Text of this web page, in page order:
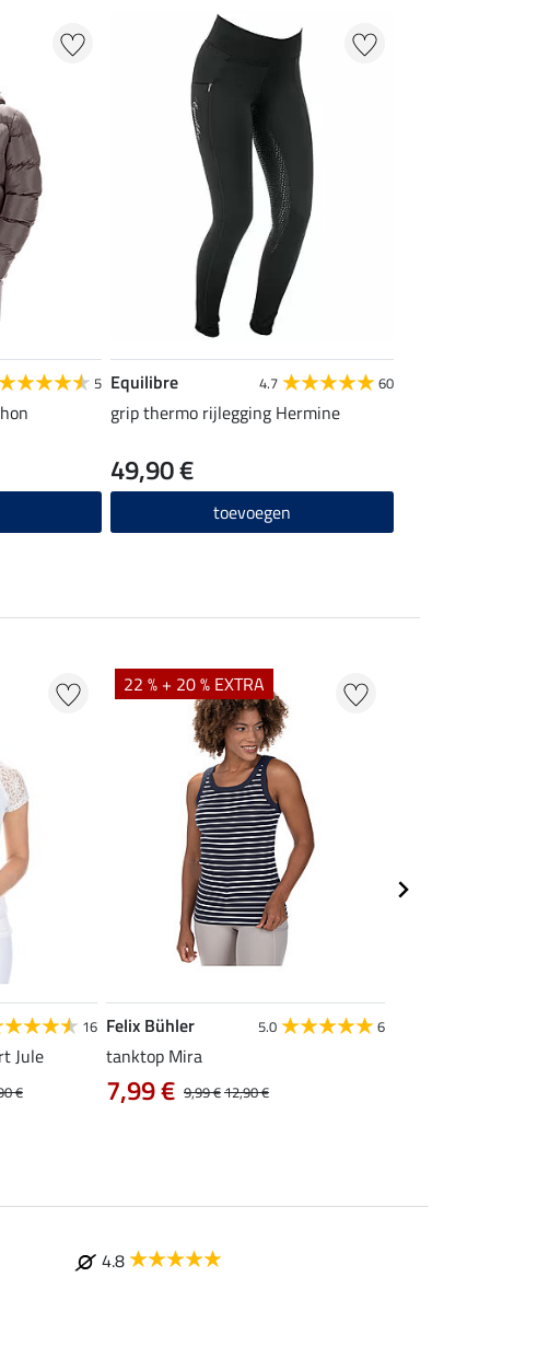
5 Equilibre 4.7 60
grip thermo rijlegging Hermine
49,90 €
toevoegen
16
Jule
€
22 % + 20 % EXTRA
Felix Bühler 5.0 6
tanktop Mira
9,99 €12,90 €
7,99 €
4.8